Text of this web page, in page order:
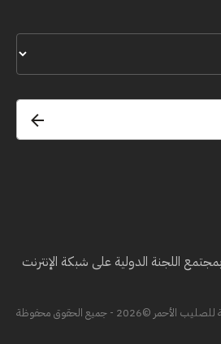
اللجنة الدولية على شبكة الإنترنت
©2026 - جميع الحقوق محفوظة